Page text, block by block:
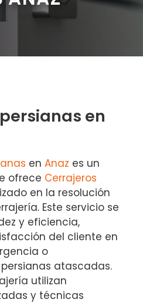
en
en Anaz es un
ofrece Cerrajeros
en la resolución
Este servicio se
y eficiencia,
del cliente en
o
atascadas.
utilizan
y técnicas